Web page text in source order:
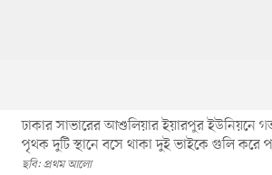
ঢাকার সাভারের আশুলিয়ার ইয়ারপুর ইউনিয়নে
পৃথক দুটি স্থানে বসে থাকা দুই ভাইকে গুলি করে
ছবি: প্রথম আলো